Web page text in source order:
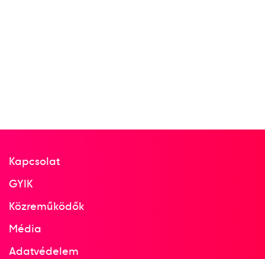
Kapcsolat
GYIK
Közreműködők
Média
Adatvédelem